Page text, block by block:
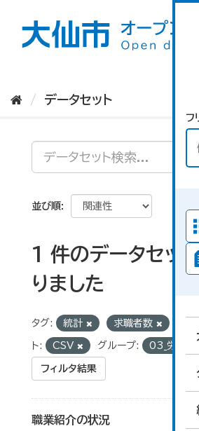
フ
データセット
並び順
1 件のデータセッ
りました
タグ: 統計 求職者数
ト: CSV グループ: 03_労働・
フィルタ結果
職業紹介の状況